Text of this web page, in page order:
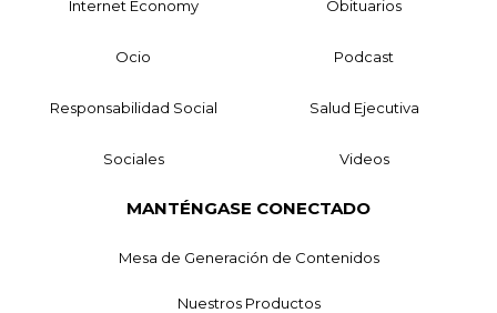
Internet Economy Obituarios
Ocio Podcast
Responsabilidad Social Salud Ejecutiva
Sociales Videos
MANTÉNGASE CONECTADO
Mesa de Generación de Contenidos
Nuestros Productos